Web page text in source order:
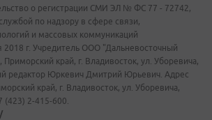
о регистрации СМИ ЭЛ № ФС 77 - 72742,
по надзору в сфере связи,
и массовых коммуникаций
2018 г. Учредитель ООО "Дальневосточный
край, г. Владивосток, ул. Уборевича,
редактор Юркевич Дмитрий Юрьевич. Адрес
край, г. Владивосток, ул. Уборевича,
(423) 2-415-600.